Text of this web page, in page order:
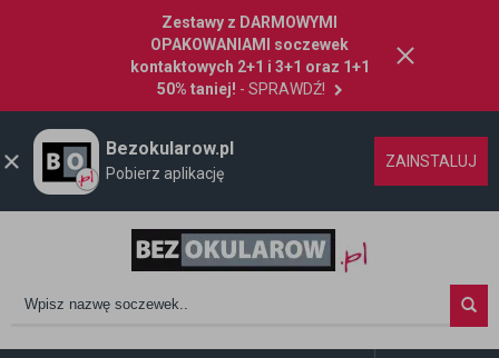
Zestawy z DARMOWYMI
OPAKOWANIAMI soczewek
kontaktowych 2+1 i 3+1 oraz 1+1
50% taniej! - SPRAWDŹ!
Bezokularow.pl
Pobierz aplikację
ZAINSTALUJ